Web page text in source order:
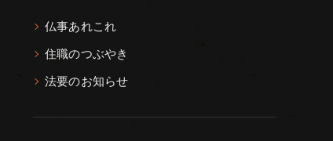
仏事あれこれ
住職のつぶやき
法要のお知らせ